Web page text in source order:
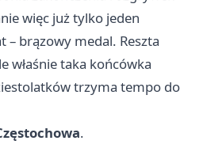
więc już tylko jeden
brązowy medal. Reszta
właśnie taka końcówka
trzyma tempo do
.